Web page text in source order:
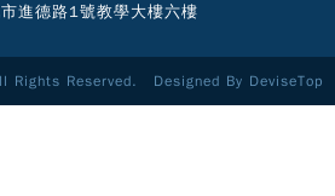
進德路1號教學大樓六樓
Rights Reserved. Designed By DeviseTop